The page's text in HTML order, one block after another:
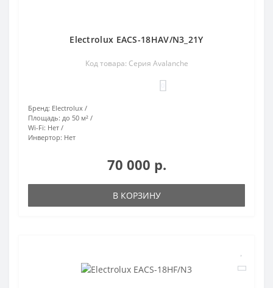
Electrolux EACS-18HAV/N3_21Y
Код товара: Серия Avalanche
Бренд: Electrolux
Площадь: до 50 м²
Wi-Fi: Нет
Инвертор: Нет
70 000 р.
В КОРЗИНУ